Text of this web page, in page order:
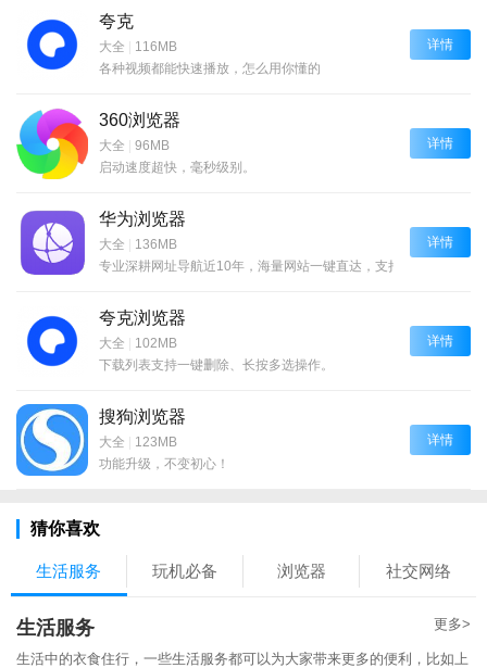
夸克
大全 | 116MB
各种视频都能快速播放，怎么用你懂的
详情
360浏览器
大全 | 96MB
启动速度超快，毫秒级别。
详情
华为浏览器
大全 | 136MB
专业深耕网址导航近10年，海量网站一键直达，支持各大主流搜索
详情
夸克浏览器
大全 | 102MB
下载列表支持一键删除、长按多选操作。
详情
搜狗浏览器
大全 | 123MB
功能升级，不变初心！
详情
猜你喜欢
生活服务 玩机必备 浏览器 社交网络
生活服务 更多>
生活中的衣食住行，一些生活服务都可以为大家带来更多的便利，比如上